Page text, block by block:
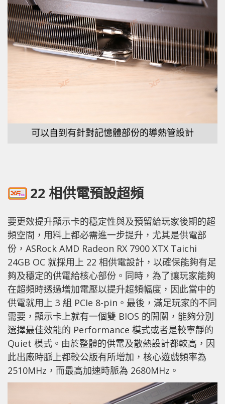
可以自到有針對記憶體部份的導熱管設計
22 相供電預設超頻
要更效提升顯示卡的穩定性與及預留給玩家後期的超
頻空間，用料上都必需進一步提升，尤其是供電部
份，ASRock AMD Radeon RX 7900 XTX Taichi
24GB OC 就採用上 22 相供電設計，以確保能夠有足
夠及穩定的供電給核心部份。同時，為了讓玩家能夠
在超頻時透過增加電壓以提升超頻幅度，因此當中的
供電就用上 3 組 PCIe 8-pin。最後，滿足玩家的不同
需要，顯示卡上就有一個雙 BIOS 的開關，能夠分別
選擇最佳效能的 Performance 模式或者是較寧靜的
Quiet 模式。由於整體的供電及散熱設計都較高，因
此出廠時脈上都較公版有所增加，核心遊戲頻率為
2510MHz，而最高加速時脈為 2680MHz。